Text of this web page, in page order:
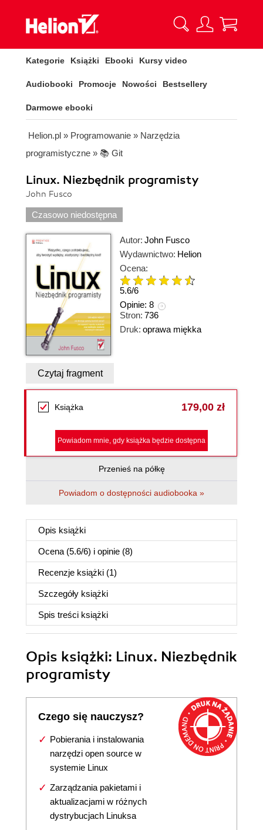
Kategorie Książki Ebooki Kursy video
Audiobooki Promocje Nowości Bestsellery
Darmowe ebooki
Helion.pl » Programowanie » Narzędzia
programistyczne » 📚 Git
Linux. Niezbędnik programisty
John Fusco
Czasowo niedostępna
Autor: John Fusco
Wydawnictwo: Helion
Ocena:
5.6/6
Opinie: 8
Stron: 736
Druk: oprawa miękka
Czytaj fragment
Książka 179,00 zł
Powiadom mnie, gdy książka będzie dostępna
Przenieś na półkę
Powiadom o dostępności audiobooka »
Opis książki
Ocena (5.6/6) i opinie (8)
Recenzje książki (1)
Szczegóły książki
Spis treści książki
Opis książki: Linux. Niezbędnik
programisty
Czego się nauczysz?
Pobierania i instalowania
narzędzi open source w
systemie Linux
Zarządzania pakietami i
aktualizacjami w różnych
dystrybucjach Linuksa